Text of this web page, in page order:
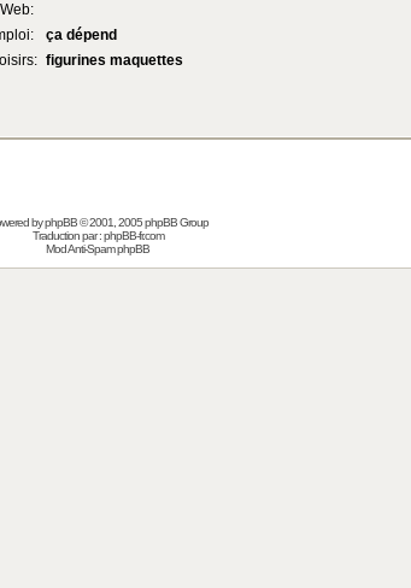
ça dépend
figurines maquettes
byphpBB© 2001, 2005 phpBB Group
Traduction par :phpBB-fr.com
Mod Anti-Spam phpBB